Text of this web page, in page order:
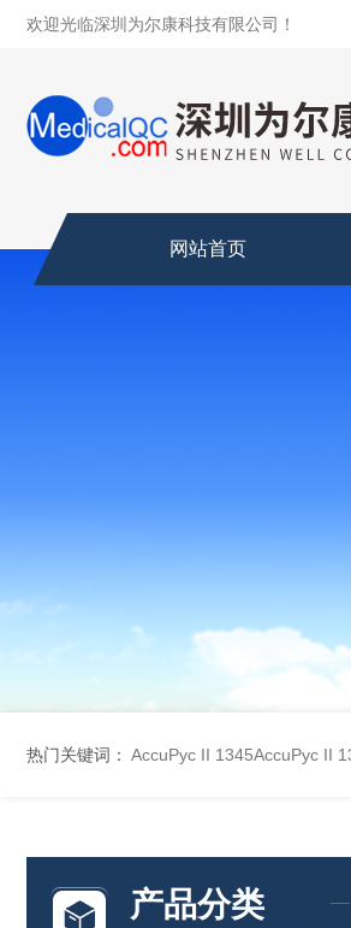
欢迎光临深圳为尔康科技有限公司！
网站首页
热门关键词： AccuPyc II 1345AccuPyc II
产品分类